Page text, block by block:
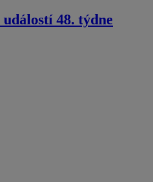
48. týdne